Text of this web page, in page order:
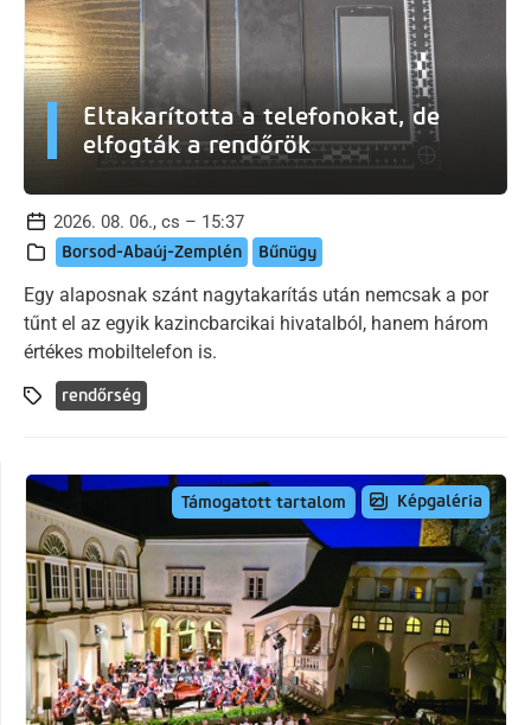
Eltakarította a telefonokat, de
elfogták a rendőrök
2026. 08. 06., cs – 15:37
Borsod-Abaúj-Zemplén Bűnügy
Egy alaposnak szánt nagytakarítás után nemcsak a por
tűnt el az egyik kazincbarcikai hivatalból, hanem három
értékes mobiltelefon is.
rendőrség
Támogatott tartalom Képgaléria